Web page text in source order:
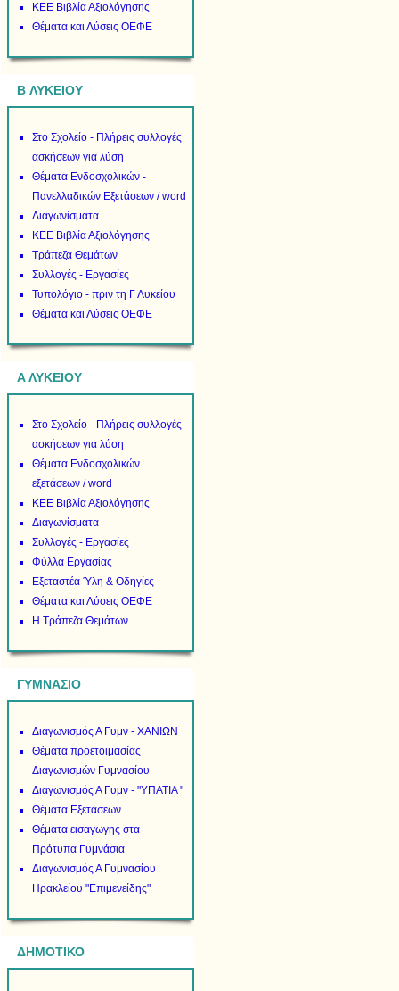
ΚΕΕ Βιβλία Αξιολόγησης
Θέματα και Λύσεις ΟΕΦΕ
B ΛΥΚΕΙΟΥ
Στο Σχολείο - Πλήρεις συλλογές
ασκήσεων για λύση
Θέματα Ενδοσχολικών -
Πανελλαδικών Εξετάσεων / word
Διαγωνίσματα
ΚΕΕ Βιβλία Αξιολόγησης
Τράπεζα Θεμάτων
Συλλογές - Εργασίες
Τυπολόγιο - πριν τη Γ Λυκείου
Θέματα και Λύσεις ΟΕΦΕ
Α ΛΥΚΕΙΟΥ
Στο Σχολείο - Πλήρεις συλλογές
ασκήσεων για λύση
Θέματα Ενδοσχολικών
εξετάσεων / word
ΚΕΕ Βιβλία Αξιολόγησης
Διαγωνίσματα
Συλλογές - Εργασίες
Φύλλα Εργασίας
Εξεταστέα Ύλη & Οδηγίες
Θέματα και Λύσεις ΟΕΦΕ
Η Τράπεζα Θεμάτων
ΓΥΜΝΑΣΙΟ
Διαγωνισμός Α Γυμν - ΧΑΝΙΩΝ
Θέματα προετοιμασίας
Διαγωνισμών Γυμνασίου
Διαγωνισμός Α Γυμν - "ΥΠΑΤΙΑ "
Θέματα Εξετάσεων
Θέματα εισαγωγης στα
Πρότυπα Γυμνάσια
Διαγωνισμός Α Γυμνασίου
Ηρακλείου "Επιμενείδης"
ΔΗΜΟΤΙΚΟ